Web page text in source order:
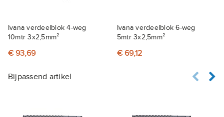
Ivana verdeelblok 4-weg
10mtr 3x2,5mm²
€ 93,69
Ivana verdeelblok 6-weg
5mtr 3x2,5mm²
€ 69,12
Bijpassend artikel